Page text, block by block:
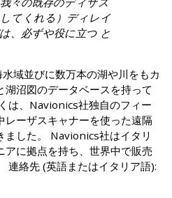
てくれる）ディレイ
、必ずや役に立つ と
域並びに数万本の湖や川をもカ
沼図のデータベースを持って
は、Navionics社独自のフィー
レーザスキャナーを使った遠隔
ました。 Navionics社はイタリ
アに拠点を持ち、世界中で販売
連絡先 (英語またはイタリア語):